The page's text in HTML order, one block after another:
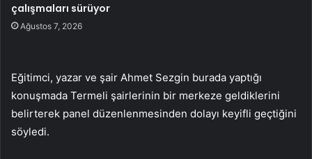
çalışmaları sürüyor
Ağustos 7, 2026
Eğitimci, yazar ve şair Ahmet Sezgin burada yaptığı
konuşmada Termeli şairlerinin bir merkeze geldiklerini
belirterek panel düzenlenmesinden dolayı keyifli geçtiğini
söyledi.